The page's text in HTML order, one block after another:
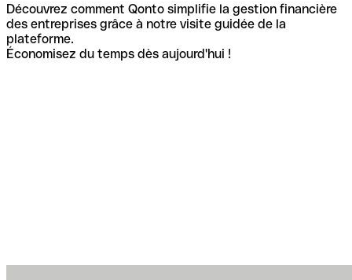
Découvrez comment Qonto simplifie la gestion financière
des entreprises grâce à notre visite guidée de la
plateforme.
Économisez du temps dès aujourd'hui !